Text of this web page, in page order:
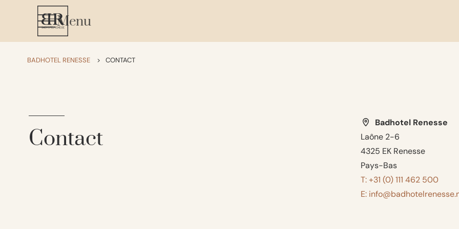
Menu
BADHOTEL RENESSE > CONTACT
Contact
Badhotel Renesse
Laône 2-6
4325 EK Renesse
Pays-Bas
T: +31 (0) 111 462 500
E: